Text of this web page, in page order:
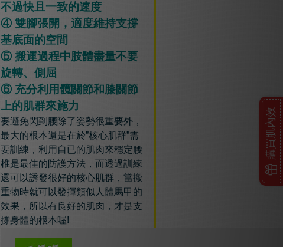
不過快且一致的速度
④ 雙腳張開，適度維持支撐
基底面的空間
⑤ 搬運過程中肢體盡量不要
旋轉、側屈
⑥ 充分利用髖關節和膝關節
上的肌群來施力
要避免閃到腰除了姿勢很重要外，
最大的根本還是在於”核心肌群”需
要訓練，利用自已的肌肉來穩定腰
椎是最佳的防護方法，而透過訓練
還可以誘發很好的核心肌群，當搬
重物時就可以發揮類似人體馬甲的
效果，所以有良好的肌肉，才是支
撐身體的根本喔!
購買肌內效